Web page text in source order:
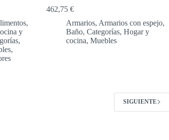
,
y
,
,
462,75€
Armarios, Armarios con espejo,
Baño,Categorías,Hogar y
cocina,Muebles
SIGUIENTE